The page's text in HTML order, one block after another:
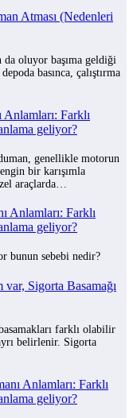
Atması (Nedenleri
da oluyor başıma geldiği
basınca, çalıştırma
Farklı
geliyor?
genellikle motorun
bir karışımla
araçlarda…
Anlamları: Farklı
geliyor?
bunun sebebi nedir?
var, Sigorta Basamağı
farklı olabilir
belirlenir. Sigorta
Anlamları: Farklı
geliyor?